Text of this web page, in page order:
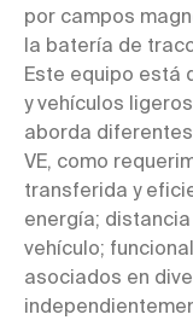
por campos
la batería de
Este equipo está
y vehículos
aborda
VE, como
transferida y
energía;
vehículo;
asociados en